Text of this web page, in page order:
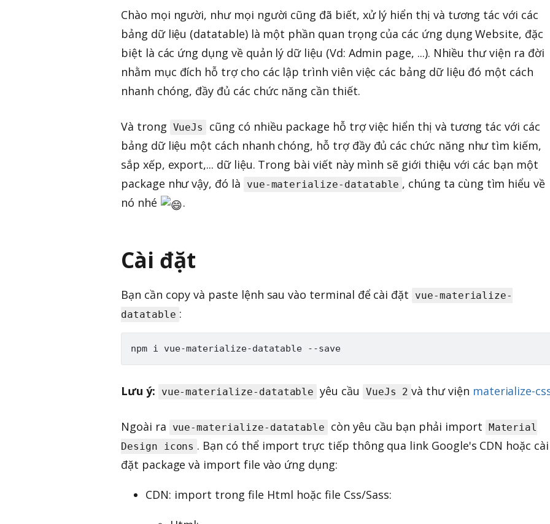
Chào mọi người, như mọi người cũng đã biết, xử lý hiển thị và tương tác với các
bảng dữ liệu (datatable) là một phần quan trọng của các ứng dụng Website, đặc
biệt là các ứng dụng về quản lý dữ liệu (Vd: Admin page, ...). Nhiều thư viện ra đời
nhằm mục đích hỗ trợ cho các lập trình viên việc các bảng dữ liệu đó một cách
nhanh chóng, đầy đủ các chức năng cần thiết.
Và trong VueJs
cũng có nhiều package hỗ trợ việc hiển thị và tương tác với các
bảng dữ liệu một cách nhanh chóng, hỗ trợ đầy đủ các chức năng như tìm kiếm,
sắp xếp, export,... dữ liệu. Trong bài viết này mình sẽ giới thiệu với các bạn một
package như vậy, đó là
vue-materialize-datatable , chúng ta cùng tìm hiểu về
nó nhé
.
Cài đặt
Bạn cần copy và paste lệnh sau vào terminal để cài đặt
vue-materialize-
datatable :
Lưu ý: vue-materialize-datatable yêu cầu VueJs 2 và thư viện materialize-
Ngoài ra vue-materialize-datatable còn yêu cầu bạn phải import
Material
Design icons . Bạn có thể import trực tiếp thông qua link Google's CDN hoặc cài
đặt package và import file vào ứng dụng:
CDN: import trong file Html hoặc file Css/Sass: